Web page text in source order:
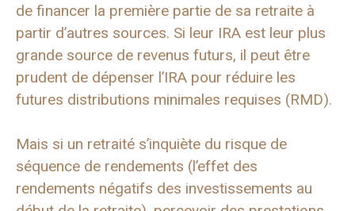
de financer la première partie de sa retraite à
partir d’autres sources. Si leur IRA est leur plus
grande source de revenus futurs, il peut être
prudent de dépenser l’IRA pour réduire les
futures distributions minimales requises (RMD).
Mais si un retraité s’inquiète du risque de
séquence de rendements (l’effet des
rendements négatifs des investissements au